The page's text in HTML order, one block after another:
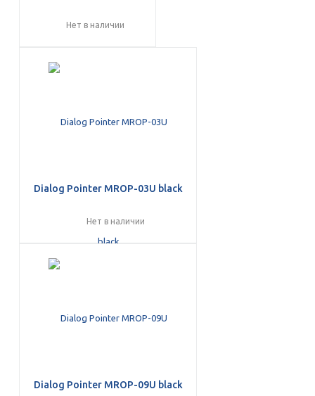
Нет в наличии
Dialog Pointer MROP-03U black
Нет в наличии
Dialog Pointer MROP-09U black